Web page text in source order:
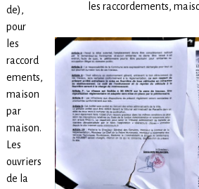
les raccordements,
de),
pour
les
raccord
ements,
maison
par
maison.
Les
ouvriers
de la